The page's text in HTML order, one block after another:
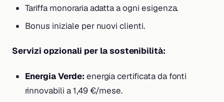
Tariffa monoraria adatta a ogni esigenza.
Bonus iniziale per nuovi clienti.
Servizi opzionali per la sostenibilità:
Energia Verde: energia certificata da fonti
rinnovabili a 1,49 €/mese.